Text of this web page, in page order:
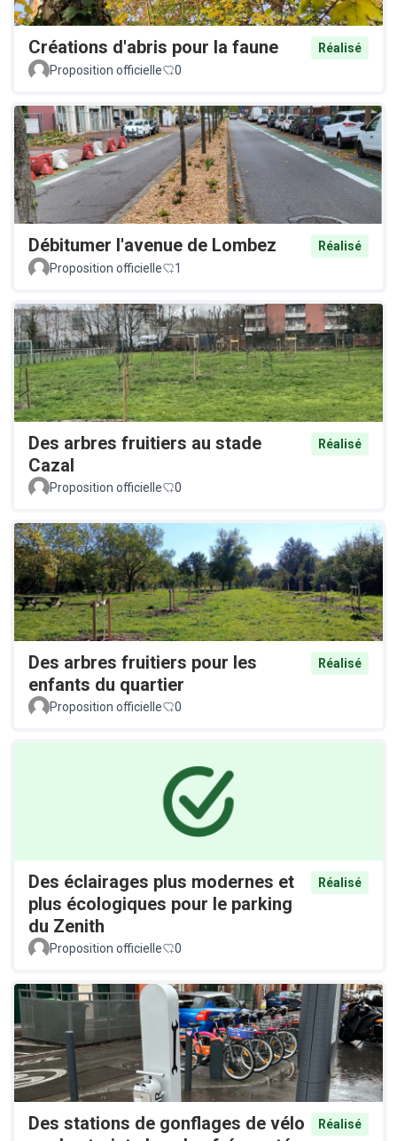
Créations d'abris pour la faune
Réalisé
Proposition officielle
0
Débitumer l'avenue de Lombez
Réalisé
Proposition officielle
1
Des arbres fruitiers au stade
Cazal
Réalisé
Proposition officielle 0
Des arbres fruitiers pour les
enfants du quartier
Réalisé
Proposition officielle 0
Des éclairages plus modernes et
plus écologiques pour le parking
du Zenith
Réalisé
Proposition officielle 0
Des stations de gonflages de vélo
Réalisé